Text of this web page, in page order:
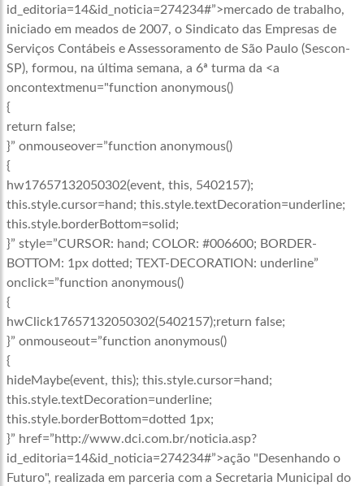
id_editoria=14&id_noticia=274234#”>mercado de trabalho,
iniciado em meados de 2007, o Sindicato das Empresas de
Serviços Contábeis e Assessoramento de São Paulo (Sescon-
SP), formou, na última semana, a 6ª turma da <a
oncontextmenu="function anonymous()
{
return false;
}” onmouseover=”function anonymous()
{
hw17657132050302(event, this, 5402157);
this.style.cursor=hand; this.style.textDecoration=underline;
this.style.borderBottom=solid;
}” style=”CURSOR: hand; COLOR: #006600; BORDER-
BOTTOM: 1px dotted; TEXT-DECORATION: underline”
onclick=”function anonymous()
{
hwClick17657132050302(5402157);return false;
}” onmouseout=”function anonymous()
{
hideMaybe(event, this); this.style.cursor=hand;
this.style.textDecoration=underline;
this.style.borderBottom=dotted 1px;
}” href=”http://www.dci.com.br/noticia.asp?
id_editoria=14&id_noticia=274234#”>ação "Desenhando o
Futuro", realizada em parceria com a Secretaria Municipal do